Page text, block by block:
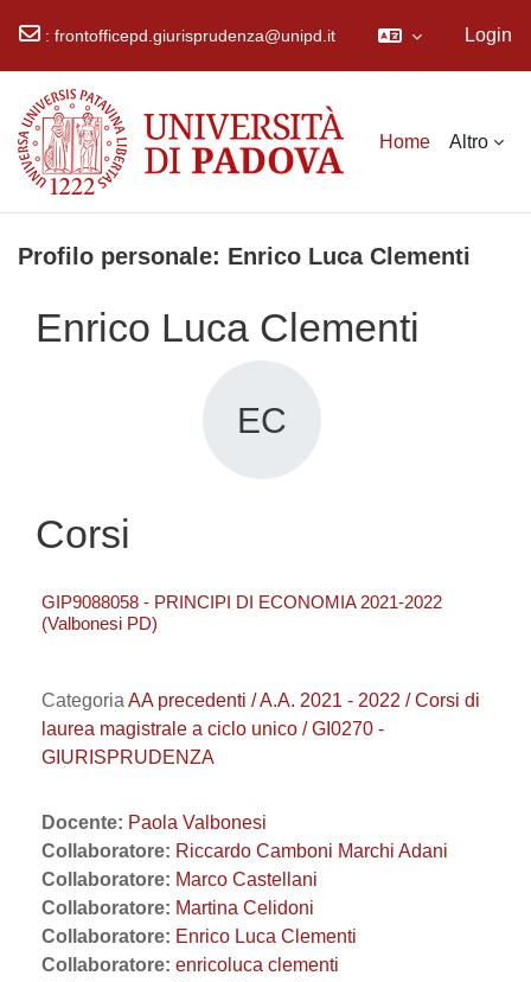
: frontofficepd.giurisprudenza@unipd.it Login
Home Altro
Profilo personale: Enrico Luca Clementi
Enrico Luca Clementi
EC
Corsi
GIP9088058 - PRINCIPI DI ECONOMIA 2021-2022
(Valbonesi PD)
Categoria AA precedenti / A.A. 2021 - 2022 / Corsi di
laurea magistrale a ciclo unico / GI0270 -
GIURISPRUDENZA
Docente: Paola Valbonesi
Collaboratore: Riccardo Camboni Marchi Adani
Collaboratore: Marco Castellani
Collaboratore: Martina Celidoni
Collaboratore: Enrico Luca Clementi
Collaboratore: enricoluca clementi